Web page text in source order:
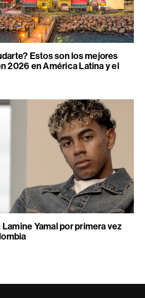
Estos son los mejores
2026 en América Latina y el
Yamal por primera vez